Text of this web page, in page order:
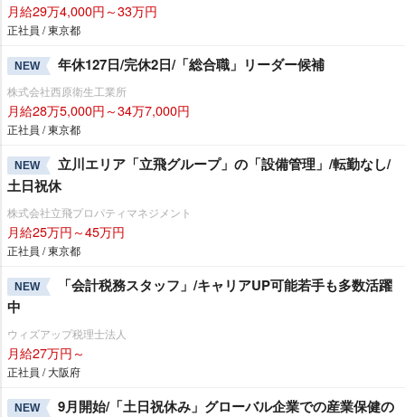
月給29万4,000円～33万円
正社員 / 東京都
NEW 年休127日/完休2日/「総合職」リーダー候補
株式会社西原衛生工業所
月給28万5,000円～34万7,000円
正社員 / 東京都
NEW
立川エリア「立飛グループ」の「設備管理」/転勤なし/
土日祝休
株式会社立飛プロパティマネジメント
月給25万円～45万円
正社員 / 東京都
NEW
「会計税務スタッフ」/キャリアUP可能若手も多数活躍
中
ウィズアップ税理士法人
月給27万円～
正社員 / 大阪府
NEW
9月開始/「土日祝休み」グローバル企業での産業保健の